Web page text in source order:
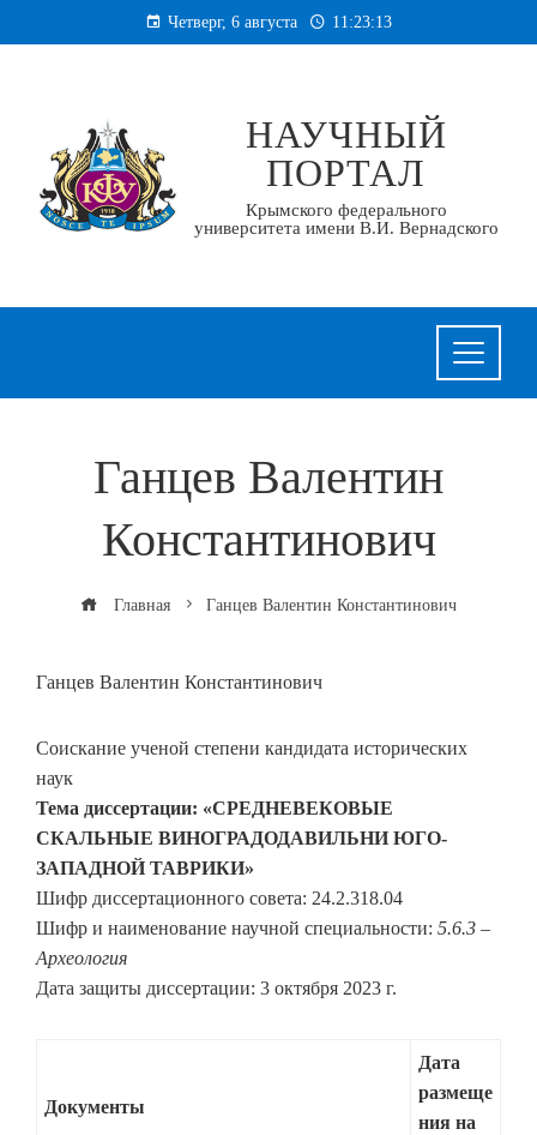
к
Четверг, 6 августа 11:23:13
НАУЧНЫЙ
ПОРТАЛ
Крымского федерального
университета имени В.И. Вернадского
Ганцев Валентин
Константинович
Главная Ганцев Валентин Константинович
Ганцев Валентин Константинович
Соискание ученой степени кандидата исторических
наук
Тема диссертации: «СРЕДНЕВЕКОВЫЕ
СКАЛЬНЫЕ ВИНОГРАДОДАВИЛЬНИ ЮГО-
ЗАПАДНОЙ ТАВРИКИ»
Шифр диссертационного совета: 24.2.318.04
Шифр и наименование научной специальности: 5.6.3 –
Археология
Дата защиты диссертации: 3 октября 2023 г.
Документы
Дата
размеще
ния на